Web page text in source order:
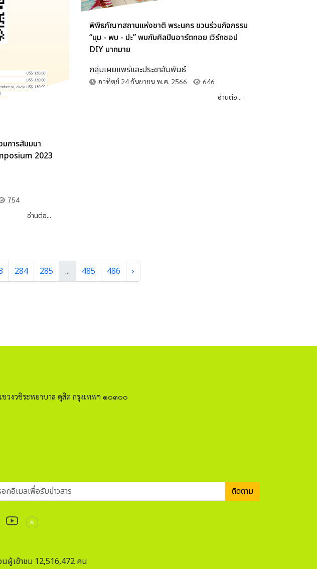
มการสัมมนา
2023
754
อ่านต่อ...
พิพิธภัณฑสถานแห่งชาติ พระนคร ชวนร่วมกิจกรรม
“มุม - พบ - ปะ” พบกับศิลปินอาร์ตทอย เวิร์กชอป
DIY มากมาย
กลุ่มเผยแพร่และประชาสัมพันธ์
อาทิตย์ 24 กันยายน พ.ศ. 2566 646
อ่านต่อ...
284 285 ... 485 486 ›
วงวชิระพยาบาล ดุสิต กรุงเทพฯ ๑๐๓๐๐
กอีเมลเพื่อรับข่าวสาร ติดตาม
นผู้เข้าชม 12,516,472 คน